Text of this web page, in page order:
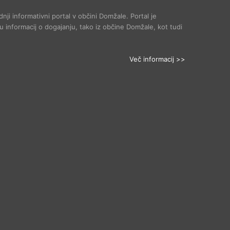
informativni portal v občini Domžale. Portal je
informacij o dogajanju, tako iz občine Domžale, kot tudi
Več informacij >>